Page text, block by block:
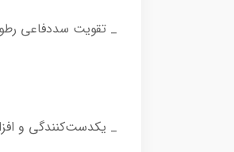
_ تقویت سددفاعی
_ یکدست‌کنندگی و